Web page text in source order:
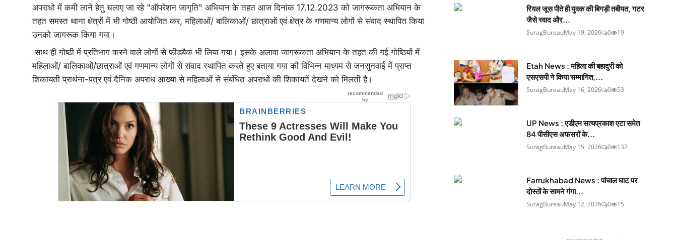
अपराधो में कमी लाने हेतु चलाए जा रहे "ऑपरेशन जागृति" अभियान के तहत आज दिनांक 17.12.2023 को जागरूकता अभियान के
तहत समस्त थाना क्षेत्रों में भी गोष्ठी आयोजित कर, महिलाओं/ बालिकाओं/ छात्राओं एवं क्षेत्र के गणमान्य लोगों से संवाद स्थापित किया
उनको जागरूक किया गया।
साथ ही गोष्ठी में प्रतिभाग करने वाले लोगों से फीडबैक भी लिया गया। इसके अलावा जागरूकता अभियान के तहत की गई गोष्ठियों में
महिलाओं/ बालिकाओं/छात्राओं एवं गणमान्य लोगों से संवाद स्थापित करते हुए बताया गया की विभिन्न माध्यम से जनसुनवाई में प्राप्त
शिकायती प्रार्थना-पत्र एवं दैनिक अपराध आख्या से महिलाओं से संबंधित अपराधों की शिकायतें देखने को मिलती है।
रियल जूस पीते ही युवक की बिगड़ी तबीयत, गटर
जैसे स्वाद और...
SuragBureauMay 19, 2026 0 19
Etah News : महिला की बहादुरी को
एसएसपी ने किया सम्मानित,...
SuragBureauMay 16, 2026 0 53
UP News : एडीएम सत्यप्रकाश एटा समेत
84 पीसीएस अफसरों के...
SuragBureauMay 15, 2026 0 137
Farrukhabad News : पांचाल घाट पर
दोस्तों के सामने गंगा...
SuragBureauMay 12, 2026 0 15